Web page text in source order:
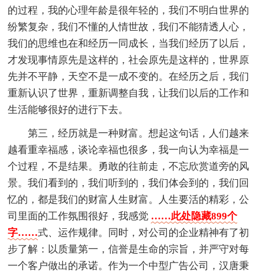
的过程，我的心理年龄是很年轻的，我们不明白世界的
纷繁复杂，我们不懂的人情世故，我们不能猜透人心，
我们的思维也在和经历一同成长，当我们经历了以后，
才发现事情原先是这样的，社会原先是这样的，世界原
先并不平静，天空不是一成不变的。在经历之后，我们
重新认识了世界，重新调整自我，让我们以后的工作和
生活能够很好的进行下去。
第三，经历就是一种财富。想起这句话，人们越来
越看重幸福感，谈论幸福也很多，我一向认为幸福是一
个过程，不是结果。勇敢的往前走，不忘欣赏道旁的风
景。我们看到的，我们听到的，我们体会到的，我们回
忆的，都是我们的财富人生财富。人生要活的精彩，公
司里面的工作氛围很好，我感觉 ……此处隐藏899个
字……式、运作规律。同时，对公司的企业精神有了初
步了解：以质量第一，信誉是生命的宗旨，并严守对每
一个客户做出的承诺。作为一个中型广告公司，汉唐秉